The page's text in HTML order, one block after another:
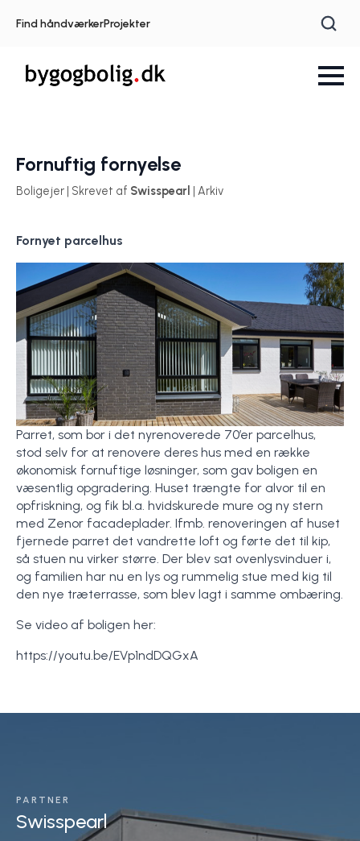
Find håndværkerProjekter
Fornuftig fornyelse
Boligejer | Skrevet af Swisspearl | Arkiv
Fornyet parcelhus
Parret, som bor i det nyrenoverede 70’er parcelhus,
stod selv for at renovere deres hus med en række
økonomisk fornuftige løsninger, som gav boligen en
væsentlig opgradering. Huset trængte for alvor til en
opfriskning, og fik bl.a. hvidskurede mure og ny stern
med Zenor facadeplader. Ifmb. renoveringen af huset
fjernede parret det vandrette loft og førte det til kip,
så stuen nu virker større. Der blev sat ovenlysvinduer i,
og familien har nu en lys og rummelig stue med kig til
den nye træterrasse, som blev lagt i samme ombæring.
Se video af boligen her:
https://youtu.be/EVp1ndDQGxA
PARTNER
Swisspearl